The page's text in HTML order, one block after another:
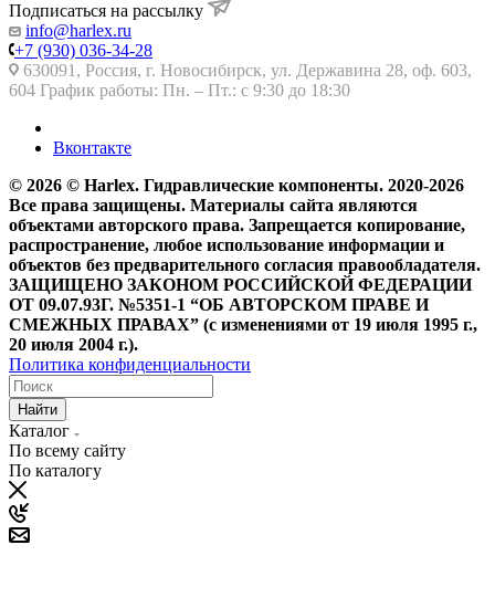
Подписаться на рассылку
info@harlex.ru
+7 (930) 036-34-28
630091, Россия, г. Новосибирск, ул. Державина 28, оф. 603,
604 График работы: Пн. – Пт.: с 9:30 до 18:30
Вконтакте
© 2026 © Harlex. Гидравлические компоненты. 2020-2026
Все права защищены. Материалы сайта являются
объектами авторского права. Запрещается копирование,
распространение, любое использование информации и
объектов без предварительного согласия правообладателя.
ЗАЩИЩЕНО ЗАКОНОМ РОССИЙСКОЙ ФЕДЕРАЦИИ
ОТ 09.07.93Г. №5351-1 “ОБ АВТОРСКОМ ПРАВЕ И
СМЕЖНЫХ ПРАВАХ” (с изменениями от 19 июля 1995 г.,
20 июля 2004 г.).
Политика конфиденциальности
Найти
Каталог
По всему сайту
По каталогу